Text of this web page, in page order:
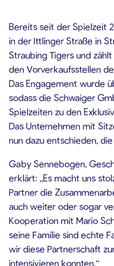
Bereits seit der Spielzeit
in der Ittlinger Straße in
Straubing Tigers und
den Vorverkaufsstellen
Das Engagement wurde
sodass die Schwaiger
Spielzeiten zu den
Das Unternehmen mit
nun dazu entschieden,
Gaby Sennebogen,
erklärt: „Es macht uns
Partner die
auch weiter oder sogar
Kooperation mit Mario
seine Familie sind echte
wir diese Partnerschaft
intensivieren konnten.“